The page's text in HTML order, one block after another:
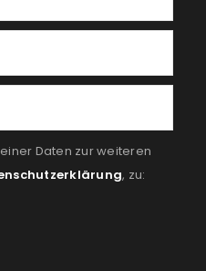
Daten zur weiteren
, zu: